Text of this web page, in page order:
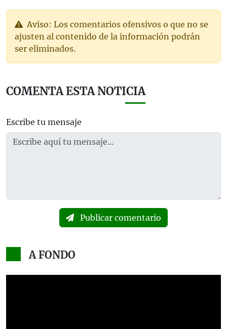
Aviso: Los comentarios ofensivos o que no se
ajusten al contenido de la información podrán
ser eliminados.
COMENTA ESTA NOTICIA
Escribe tu mensaje
Publicar comentario
A FONDO